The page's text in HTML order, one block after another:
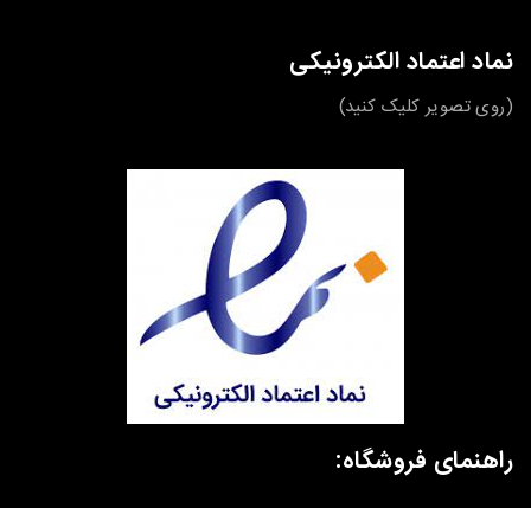
نماد اعتماد الکترونیکی
(روی تصویر کلیک کنید)
راهنمای فروشگاه: